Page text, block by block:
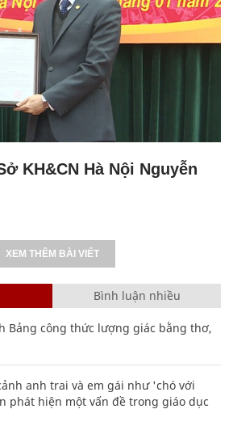
KH&CN Hà Nội Nguyễn
XEM THÊM BÀI VIẾT
Bình luận nhiều
Bảng công thức lượng giác bằng thơ,
anh trai và em gái như 'chó với
phát hiện một vấn đề trong giáo dục